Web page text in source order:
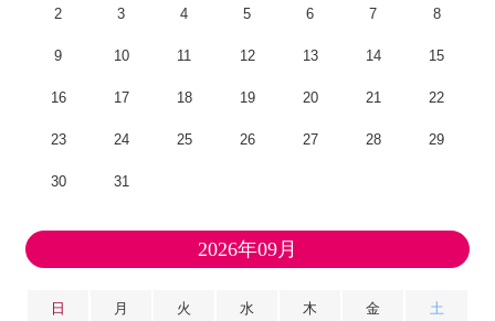
2 3 4 5 6 7 8
9 10 11 12 13 14 15
16 17 18 19 20 21 22
23 24 25 26 27 28 29
30 31
2026年09月
日 月 火 水 木 金 土